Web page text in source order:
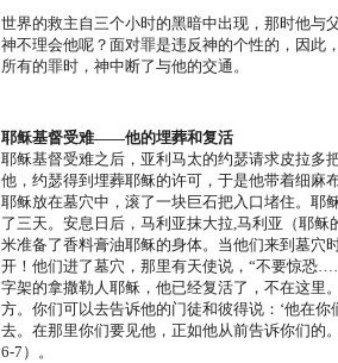
世界的救主自三个小时的黑暗中出现，那时他与
神不理会他呢？面对罪是违反神的个性的，因此
所有的罪时，神中断了与他的交通。
耶稣基督受难――他的埋葬和复活
耶稣基督受难之后，亚利马太的约瑟请求皮拉多
他，约瑟得到埋葬耶稣的许可，于是他带着细麻
耶稣放在墓穴中，滚了一块巨石把入口堵住。耶
了三天。安息日后，马利亚抹大拉,马利亚（耶稣
米准备了香料膏油耶稣的身体。当他们来到墓穴
开！他们进了墓穴，那里有天使说，“不要惊恐
字架的拿撒勒人耶稣，他已经复活了，不在这里
方。你们可以去告诉他的门徒和彼得说：‘他在你
去。在那里你们要见他，正如他从前告诉你们的
6-7）。